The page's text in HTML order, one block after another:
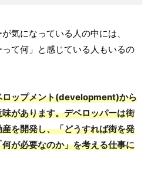
気になっている人の中には、
って何」と感じている人もいるの
ロップメント(development)から
があります。デベロッパーは街
を開発し、「どうすれば街を発
が必要なのか」を考える仕事に